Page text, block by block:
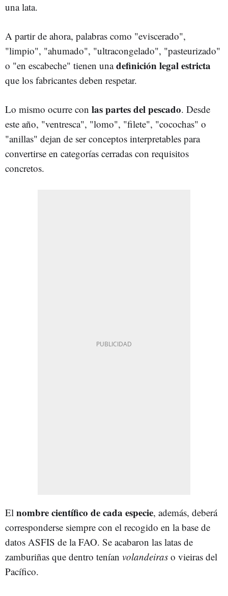
una lata.
A partir de ahora, palabras como "eviscerado",
"limpio", "ahumado", "ultracongelado", "pasteurizado"
o "en escabeche" tienen unadefinición legal estricta
que los fabricantes deben respetar.
Lo mismo ocurre con las partes del pescado. Desde
este año, "ventresca", "lomo", "filete", "cocochas" o
"anillas" dejan de ser conceptos interpretables para
convertirse en categorías cerradas con requisitos
concretos.
El nombre científico de cada especie, además, deberá
corresponderse siempre con el recogido en la base de
datos ASFIS de la FAO. Se acabaron las latas de
zamburiñas que dentro tenían volandeiras o vieiras del
Pacífico.